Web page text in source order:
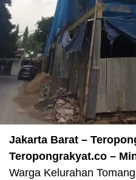
Jakarta Barat –
Teropongrakyat.co –
Warga Kelurahan